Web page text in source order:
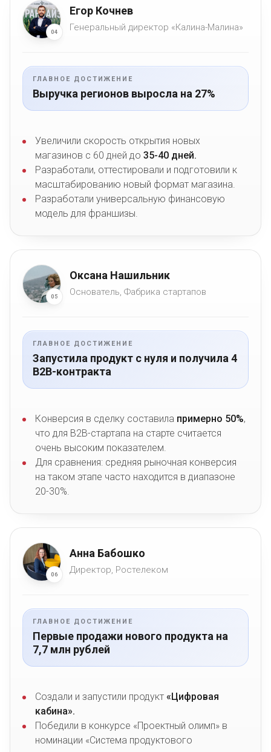
04
Егор Кочнев
Генеральный директор «Калина-Малина»
ГЛАВНОЕ ДОСТИЖЕНИЕ
Выручка регионов выросла на 27%
Увеличили скорость открытия новых
магазинов с 60 дней до 35-40 дней.
Разработали, оттестировали и подготовили к
масштабированию новый формат магазина.
Разработали универсальную финансовую
модель для франшизы.
05
Оксана Нашильник
Основатель, Фабрика стартапов
ГЛАВНОЕ ДОСТИЖЕНИЕ
Запустила продукт с нуля и получила 4
B2B-контракта
Конверсия в сделку составила примерно 50%,
что для B2B-стартапа на старте считается
очень высоким показателем.
Для сравнения: средняя рыночная конверсия
на таком этапе часто находится в диапазоне
20-30%.
06
Анна Бабошко
Директор, Ростелеком
ГЛАВНОЕ ДОСТИЖЕНИЕ
Первые продажи нового продукта на
7,7 млн рублей
Создали и запустили продукт «Цифровая
кабина».
Победили в конкурсе «Проектный олимп» в
номинации «Система продуктового